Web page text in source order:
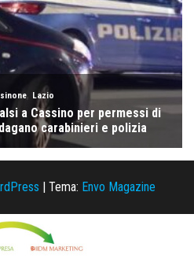
| Tema: Envo Magazine